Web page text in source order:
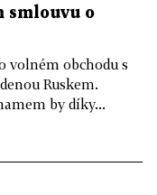
smlouvu o
volném obchodu s
Ruskem.
by díky...